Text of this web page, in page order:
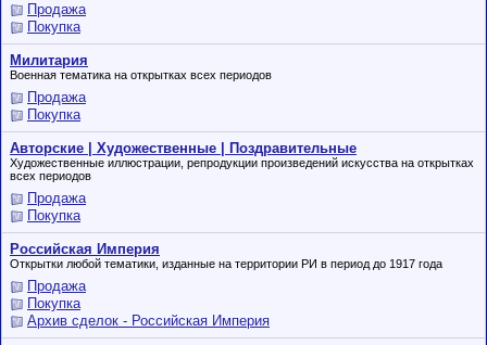
Продажа
Покупка
Милитария
Военная тематика на открытках всех периодов
Продажа
Покупка
Авторские | Художественные | Поздравительные
Художественные иллюстрации, репродукции произведений искусства на открытках
всех периодов
Продажа
Покупка
Российская Империя
Открытки любой тематики, изданные на территории РИ в период до 1917 года
Продажа
Покупка
Архив сделок - Российская Империя